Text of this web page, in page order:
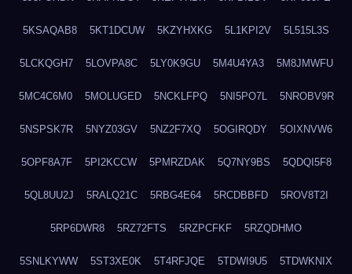
5KSAQAB8 5KT1DCUW 5KZYHXKG 5L1KPI2V 5L515L3S
5LCKQGH7 5LOVPA8C 5LY0K9GU 5M4U4YA3 5M8JMWFU
5MC4C6M0 5MOLUGED 5NCKLFPQ 5NI5PO7L 5NROBV9R
5NSPSK7R 5NYZ03GV 5NZ2F7XQ 5OGIRQDY 5OIXNVW6
5OPF8A7F 5PI2KCCW 5PMRZDAK 5Q7NY9BS 5QDQI5F8
5QL8UU2J 5RALQ21C 5RBG4E64 5RCDBBFD 5ROV8T2I
5RP6DWR8 5RZ72FTS 5RZPCFKF 5RZQDHMO
5SNLKYWW 5ST3XE0K 5T4RFJQE 5TDWI9U5 5TDWKNIX